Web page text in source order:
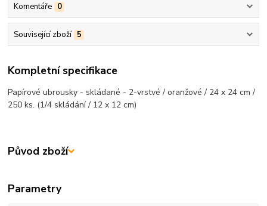
Komentáře 0
Související zboží 5
Kompletní specifikace
Papírové ubrousky - skládané - 2-vrstvé / oranžové / 24 x 24 cm /
250 ks. (1/4 skládání / 12 x 12 cm)
Původ zboží
Parametry